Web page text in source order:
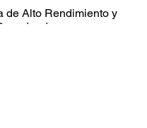
de Alto Rendimiento y
de numerosos